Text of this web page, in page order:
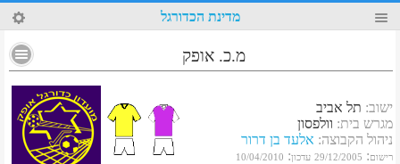
62 מדינת הכדורגל
מ.כ. אופק
ישוב: תל אביב
מגרש בית: וולפסון
ניהול הקבוצה: אלעד בן דרור
רישום:
29/12/2005 עדכון:
10/04/2010